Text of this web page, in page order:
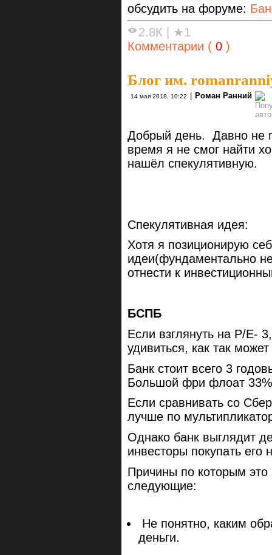
обсудить на форуме:
2.8К
★1
Комментарии ( 0 )
Блог им.
14 мая 2018, 10:22 Роман Ранний
Добрый день. Давно не
время я не смог найти
нашёл спекулятивную.
Спекулятивная идея:
Хотя я позиционирую
идеи(фундаментально
отнести к
БСПБ
Если взглянуть на P/
удивиться, как так
Банк стоит всего 3
Большой фри флоат
Если сравнивать со
лучше по
Однако банк выглядит
инвесторы покупать его
Причины по которым это
следующие:
Не понятно, каким
деньги.